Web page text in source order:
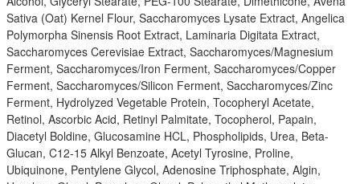
Sativa (Oat) Kernel Flour, Saccharomyces Lysate Extract, Angelica
Polymorpha Sinensis Root Extract, Laminaria Digitata Extract,
Saccharomyces Cerevisiae Extract, Saccharomyces/Magnesium
Ferment, Saccharomyces/Iron Ferment, Saccharomyces/Copper
Ferment, Saccharomyces/Silicon Ferment, Saccharomyces/Zinc
Ferment, Hydrolyzed Vegetable Protein, Tocopheryl Acetate,
Retinol, Ascorbic Acid, Retinyl Palmitate, Tocopherol, Papain,
Diacetyl Boldine, Glucosamine HCL, Phospholipids, Urea, Beta-
Glucan, C12-15 Alkyl Benzoate, Acetyl Tyrosine, Proline,
Ubiquinone, Pentylene Glycol, Adenosine Triphosphate, Algin,